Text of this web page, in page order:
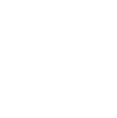
aux normes